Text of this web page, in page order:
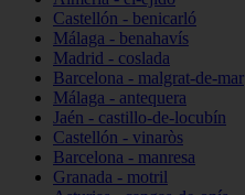
Castellón - benicarló
Málaga - benahavís
Madrid - coslada
Barcelona - malgrat-de-mar
Málaga - antequera
Jaén - castillo-de-locubín
Castellón - vinaròs
Barcelona - manresa
Granada - motril